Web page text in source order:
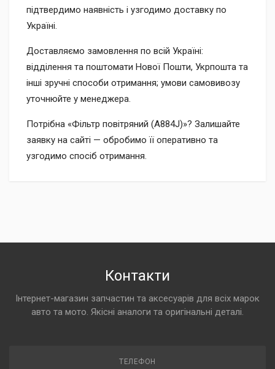
підтвердимо наявність і узгодимо доставку по
Україні.
Доставляємо замовлення по всій Україні:
відділення та поштомати Нової Пошти, Укрпошта та
інші зручні способи отримання; умови самовивозу
уточнюйте у менеджера.
Потрібна «Фільтр повітряний (A884J)»? Залишайте
заявку на сайті — обробимо її оперативно та
узгодимо спосіб отримання.
Контакти
Інтернет-магазин запчастин та аксесуарів для всіх марок
авто та мото. Якісні аналоги та оригінальні деталі.
ТЕЛЕФОН